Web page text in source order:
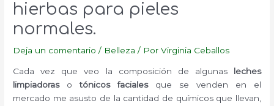
hierbas para pieles
normales.
Deja un comentario / Belleza / PorVirginia Ceballos
Cada vez que veo la composición de algunasleches
limpiadoraso tónicos facialesque se venden en el
mercado me asusto de la cantidad de químicos que llevan,